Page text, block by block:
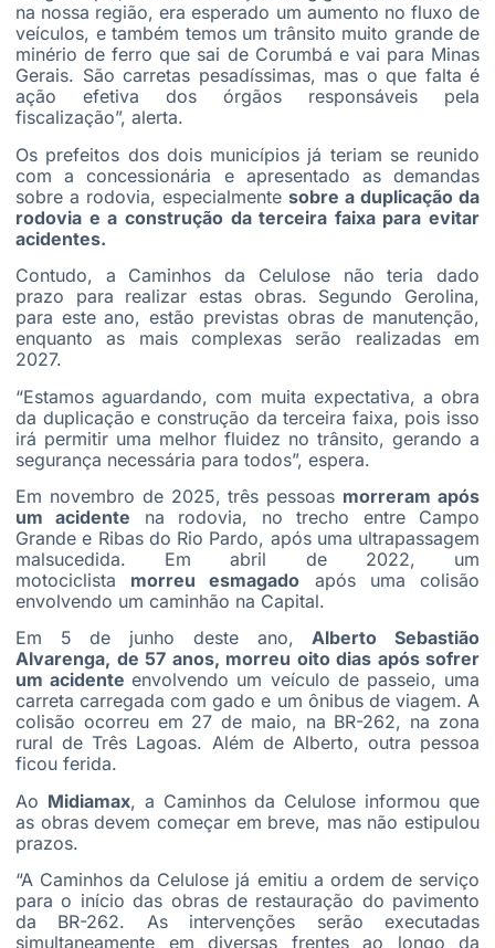
na nossa região, era esperado um aumento no fluxo de
veículos, e também temos um trânsito muito grande de
minério de ferro que sai de Corumbá e vai para Minas
Gerais. São carretas pesadíssimas, mas o que falta é
ação efetiva dos órgãos responsáveis pela
fiscalização”, alerta.
Os prefeitos dos dois municípios já teriam se reunido
com a concessionária e apresentado as demandas
sobre a rodovia, especialmente sobre a duplicação da
rodovia e a construção da terceira faixa para evitar
acidentes.
Contudo, a Caminhos da Celulose não teria dado
prazo para realizar estas obras. Segundo Gerolina,
para este ano, estão previstas obras de manutenção,
enquanto as mais complexas serão realizadas em
2027.
“Estamos aguardando, com muita expectativa, a obra
da duplicação e construção da terceira faixa, pois isso
irá permitir uma melhor fluidez no trânsito, gerando a
segurança necessária para todos”, espera.
Em novembro de 2025, três pessoas morreram após
um acidente na rodovia, no trecho entre Campo
Grande e Ribas do Rio Pardo, após uma ultrapassagem
malsucedida. Em abril de 2022, um
motociclista morreu esmagado após uma colisão
envolvendo um caminhão na Capital.
Em 5 de junho deste ano,Alberto Sebastião
Alvarenga, de 57 anos, morreu oito dias após sofrer
um acidente envolvendo um veículo de passeio, uma
carreta carregada com gado e um ônibus de viagem. A
colisão ocorreu em 27 de maio, na BR-262, na zona
rural de Três Lagoas. Além de Alberto, outra pessoa
ficou ferida.
Ao Midiamax, a Caminhos da Celulose informou que
as obras devem começar em breve, mas não estipulou
prazos.
“A Caminhos da Celulose já emitiu a ordem de serviço
para o início das obras de restauração do pavimento
da BR-262. As intervenções serão executadas
simultaneamente em diversas frentes ao longo da